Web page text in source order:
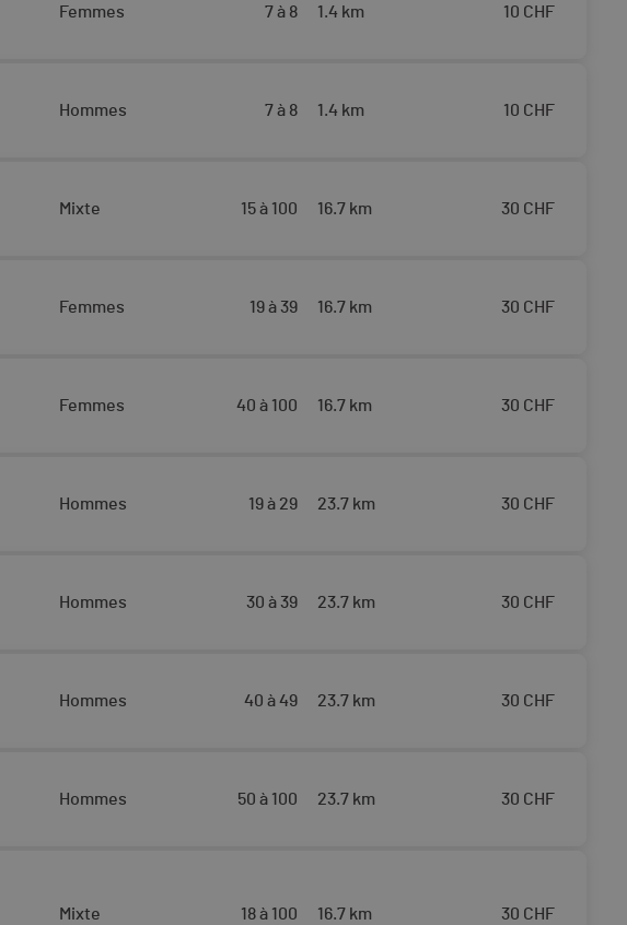
Femmes 7 à 8 1.4 km 10 CHF
Hommes 7 à 8 1.4 km 10 CHF
Mixte 15 à 100 16.7 km 30 CHF
Femmes 19 à 39 16.7 km 30 CHF
Femmes 40 à 100 16.7 km 30 CHF
Hommes 19 à 29 23.7 km 30 CHF
Hommes 30 à 39 23.7 km 30 CHF
Hommes 40 à 49 23.7 km 30 CHF
Hommes 50 à 100 23.7 km 30 CHF
Mixte 18 à 100 16.7 km 30 CHF